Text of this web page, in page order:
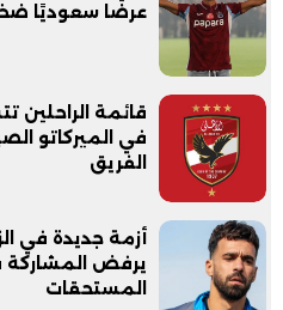
عرضًا سعوديًا
في الميركاتو
الفريق
أزمة جديدة في
يرفض المشاركة
المستحقات